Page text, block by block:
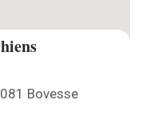
Bovesse